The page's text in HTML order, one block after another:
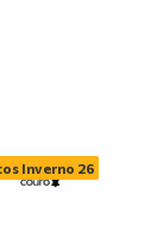
Inverno 26